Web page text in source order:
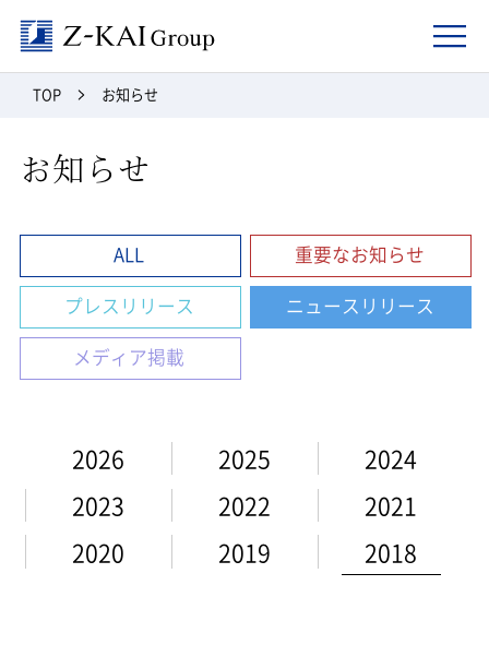
TOP お知らせ
お知らせ
ALL
重要なお知らせ
プレスリリース
ニュースリリース
メディア掲載
2026 2025
2024
2023
2022
2021
2020
2019 2018